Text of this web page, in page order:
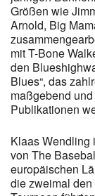
Größen wie
Arnold, Big
mit T-Bone
den
Blues“, das
maßgebend
Publikationen
Klaas Wendling
von The
europäischen
die zweimal